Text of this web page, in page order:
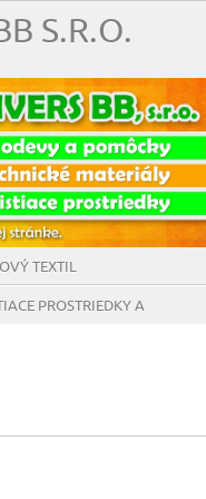
S.R.O.
TEXTIL
PROSTRIEDKY A